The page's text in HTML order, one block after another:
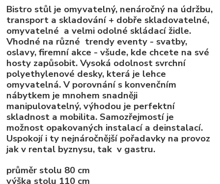
Bistro stůl je omyvatelný, nenáročný na údržbu,
transport a skladování + dobře skladovatelné,
omyvatelné a velmi odolné skládací židle.
Vhodné na různé trendy eventy - svatby,
oslavy, firemní akce - všude, kde chcete na své
hosty zapůsobit. Vysoká odolnost svrchní
polyethylenové desky, která je lehce
omyvatelná. V porovnání s konvenčním
nábytkem je mnohem snadněji
manipulovatelný, výhodou je perfektní
skladnost a mobilita. Samozřejmostí je
možnost opakovaných instalací a deinstalací.
Uspokojí i ty nejnáročnější pořadavky na provoz
jak v rental byznysu, tak v gastru.
průměr stolu 80 cm
výška stolu 110 cm